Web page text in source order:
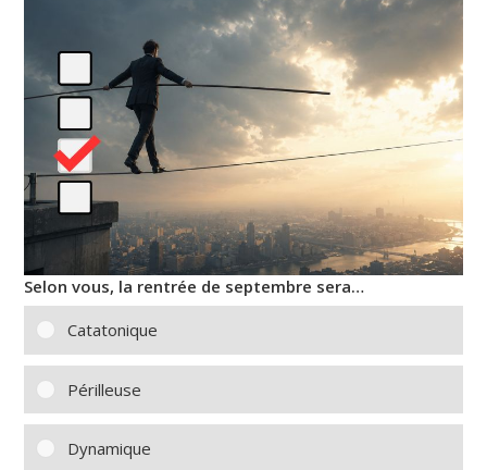
Selon vous, la rentrée de septembre sera…
Catatonique
Périlleuse
Dynamique